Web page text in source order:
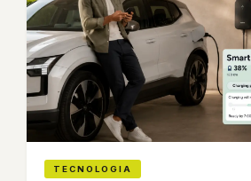
TECNOLOGIA